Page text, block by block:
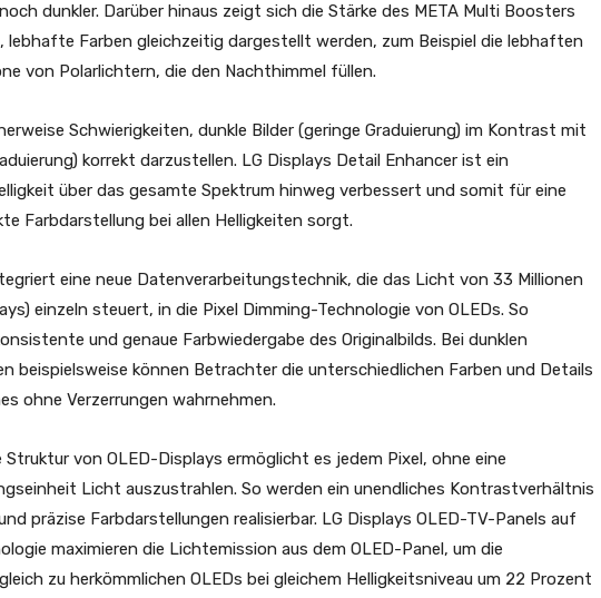
dunkler. Darüber hinaus zeigt sich die Stärke des META Multi Boosters
lebhafte Farben gleichzeitig dargestellt werden, zum Beispiel die lebhaften
von Polarlichtern, die den Nachthimmel füllen.
Schwierigkeiten, dunkle Bilder (geringe Graduierung) im Kontrast mit
korrekt darzustellen. LG Displays Detail Enhancer ist ein
über das gesamte Spektrum hinweg verbessert und somit für eine
Farbdarstellung bei allen Helligkeiten sorgt.
eine neue Datenverarbeitungstechnik, die das Licht von 33 Millionen
einzeln steuert, in die Pixel Dimming-Technologie von OLEDs. So
und genaue Farbwiedergabe des Originalbilds. Bei dunklen
beispielsweise können Betrachter die unterschiedlichen Farben und Details
ohne Verzerrungen wahrnehmen.
von OLED-Displays ermöglicht es jedem Pixel, ohne eine
Licht auszustrahlen. So werden ein unendliches Kontrastverhältnis
präzise Farbdarstellungen realisierbar. LG Displays OLED-TV-Panels auf
maximieren die Lichtemission aus dem OLED-Panel, um die
zu herkömmlichen OLEDs bei gleichem Helligkeitsniveau um 22 Prozent